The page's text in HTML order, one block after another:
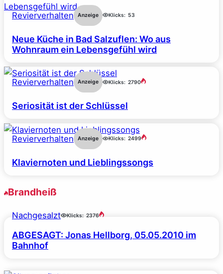
Revierverhalten Anzeige Klicks: 53
Neue Küche in Bad Salzuflen: Wo aus
Wohnraum ein Lebensgefühl wird
Revierverhalten Anzeige Klicks: 2790
Seriosität ist der Schlüssel
Revierverhalten Anzeige Klicks: 2499
Klaviernoten und Lieblingssongs
Brandheiß
Nachgesalzt Klicks: 2376
ABGESAGT: Jonas Hellborg, 05.05.2010 im
Bahnhof